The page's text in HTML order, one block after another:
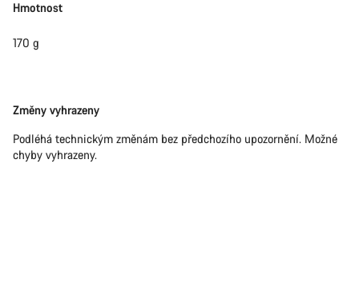
Hmotnost
170 g
Právní
Změny vyhrazeny
Podléhá technickým změnám bez předchozího upozornění. Možné
chyby vyhrazeny.